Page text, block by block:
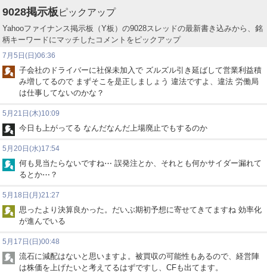
9028掲示板 ピックアップ
Yahooファイナンス掲示板（Y板）の9028スレッドの最新書き込みから、銘
柄キーワードにマッチしたコメントをピックアップ
7月5日(日)06:36
子会社のドライバーに社保未加入で ズルズル引き延ばして営業利益積
み増してるので まずそこを是正しましょう 違法ですよ、違法 労働局
は仕事してないのかな？
5月21日(木)10:09
今日も上がってる なんだなんだ上場廃止でもするのか
5月20日(水)17:54
何も見当たらないですね⋯ 誤発注とか、それとも何かサイダー漏れて
るとか⋯？
5月18日(月)21:27
思ったより決算良かった。だいぶ期初予想に寄せてきてますね 効率化
が進んでいる
5月17日(日)00:48
流石に減配はないと思いますよ。被買収の可能性もあるので、経営陣
は株価を上げたいと考えてるはずですし、CFも出てます。